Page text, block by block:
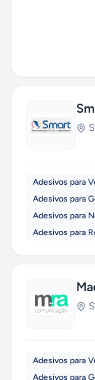
Adesivos para
Adesivos para
Adesivos para
Adesivos para
Adesivos para
Adesivos para